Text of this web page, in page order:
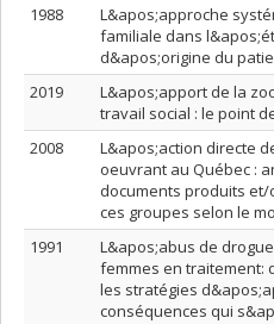
1988
L&apos;approche
familiale dans
d&apos;origine du
2019
L&apos;apport de la
travail social : le point
2008
L&apos;action directe
oeuvrant au Québec :
documents produits
ces groupes selon le
1991
L&apos;abus de
femmes en traitement:
les stratégies
conséquences qui